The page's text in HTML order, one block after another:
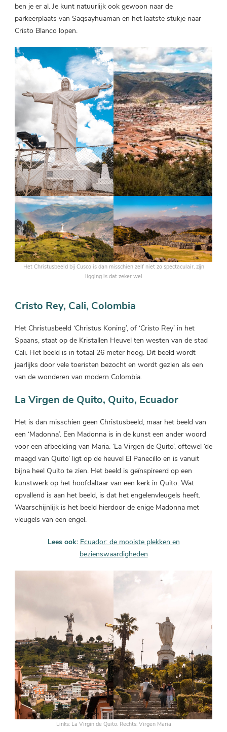
ben je er al. Je kunt natuurlijk ook gewoon naar de
parkeerplaats van Saqsayhuaman en het laatste stukje naar
Cristo Blanco lopen.
Het Christusbeeld bij Cusco is dan misschien zelf niet zo spectaculair, zijn
ligging is dat zeker wel
Cristo Rey, Cali, Colombia
Het Christusbeeld ‘Christus Koning’, of ‘Cristo Rey’ in het
Spaans, staat op de Kristallen Heuvel ten westen van de stad
Cali. Het beeld is in totaal 26 meter hoog. Dit beeld wordt
jaarlijks door vele toeristen bezocht en wordt gezien als een
van de wonderen van modern Colombia.
La Virgen de Quito, Quito, Ecuador
Het is dan misschien geen Christusbeeld, maar het beeld van
een ‘Madonna’. Een Madonna is in de kunst een ander woord
voor een afbeelding van Maria. ‘La Virgen de Quito’, oftewel ‘de
maagd van Quito’ ligt op de heuvel El Panecillo en is vanuit
bijna heel Quito te zien. Het beeld is geïnspireerd op een
kunstwerk op het hoofdaltaar van een kerk in Quito. Wat
opvallend is aan het beeld, is dat het engelenvleugels heeft.
Waarschijnlijk is het beeld hierdoor de enige Madonna met
vleugels van een engel.
Lees ook: Ecuador: de mooiste plekken en
bezienswaardigheden
Links: La Virgin de Quito. Rechts: Virgen Maria